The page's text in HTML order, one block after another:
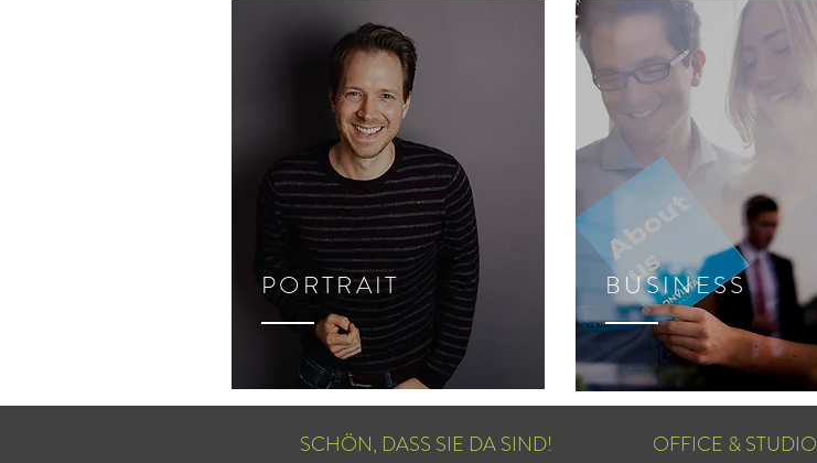
PORTRAIT BUSINESS
SCHÖN, DASS SIE DA SIND! OFFICE & STUDIO